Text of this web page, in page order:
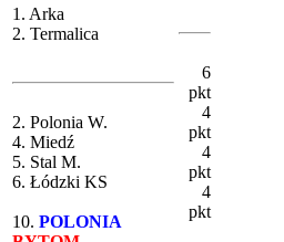
1. Arka
2. Termalica
2. Polonia W.
4. Miedź
5. Stal M.
6. Łódzki KS
10. POLONIA
6
pkt
4
pkt
4
pkt
4
pkt